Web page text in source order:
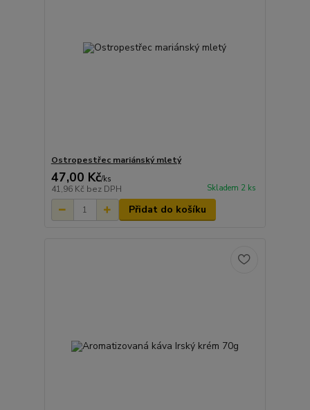
Ostropestřec mariánský mletý
47,00 Kč/ks
41,96 Kč bez DPH Skladem 2 ks
Přidat do košíku